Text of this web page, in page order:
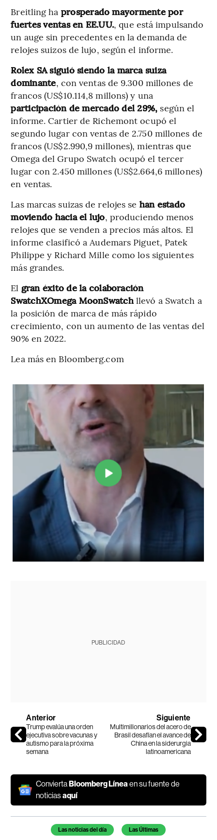
Breitling ha prosperado mayormente por
fuertes ventas en EE.UU., que está impulsando
un auge sin precedentes en la demanda de
relojes suizos de lujo, según el informe.
Rolex SA siguió siendo la marca suiza
dominante, con ventas de 9.300 millones de
francos (US$10.114,8 millons) y una
participación de mercado del 29%, según el
informe. Cartier de Richemont ocupó el
segundo lugar con ventas de 2.750 millones de
francos (US$2.990,9 millones), mientras que
Omega del Grupo Swatch ocupó el tercer
lugar con 2.450 millones (US$2.664,6 millones)
en ventas.
Las marcas suizas de relojes se han estado
moviendo hacia el lujo, produciendo menos
relojes que se venden a precios más altos. El
informe clasificó a Audemars Piguet, Patek
Philippe y Richard Mille como los siguientes
más grandes.
El gran éxito de la colaboración
SwatchXOmega MoonSwatchllevó a Swatch a
la posición de marca de más rápido
crecimiento, con un aumento de las ventas del
90% en 2022.
Lea más en Bloomberg.com
PUBLICIDAD
Anterior
Trump evalúa una orden
ejecutiva sobre vacunas y
autismo para la próxima
semana
Siguiente
Multimillonarios del acero de
Brasil desafían el avance de
China en la siderurgia
latinoamericana
ConviertaBloomberg Líneaen su fuente de
noticiasaquí
Temas de este artículo
Las noticias del día Las Últimas